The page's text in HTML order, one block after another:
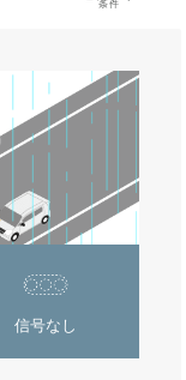
条件
信号なし